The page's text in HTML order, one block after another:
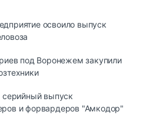
освоило выпуск
под Воронежем закупили
серийный выпуск
и форвардеров "Амкодор"